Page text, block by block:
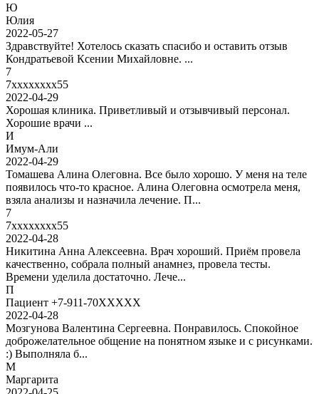
Ю
Юлия
2022-05-27
Здравствуйте! Хотелось сказать спасибо и оставить отзыв
Кондратьевой Ксении Михайловне. ...
7
7xxxxxxxx55
2022-04-29
Хорошая клиника. Приветливый и отзывчивый персонал.
Хорошие врачи ...
И
Имум-Али
2022-04-29
Томашева Алина Олеговна. Все было хорошо. У меня на теле
появилось что-то красное. Алина Олеговна осмотрела меня,
взяла анализы и назначила лечение. П...
7
7xxxxxxxx55
2022-04-28
Никитина Анна Алексеевна. Врач хороший. Приём провела
качественно, собрала полный анамнез, провела тесты.
Времени уделила достаточно. Лече...
П
Пациент +7-911-70XXXXX
2022-04-28
Мозгунова Валентина Сергеевна. Понравилось. Спокойное
доброжелательное общение на понятном языке и с рисунками.
:) Выполняла б...
М
Маргарита